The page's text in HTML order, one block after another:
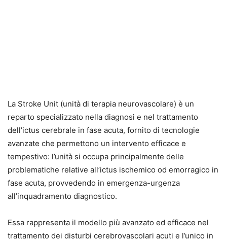
La Stroke Unit (unità di terapia neurovascolare) è un
reparto specializzato nella diagnosi e nel trattamento
dell’ictus cerebrale in fase acuta, fornito di tecnologie
avanzate che permettono un intervento efficace e
tempestivo: l’unità si occupa principalmente delle
problematiche relative all’ictus ischemico od emorragico in
fase acuta, provvedendo in emergenza-urgenza
all’inquadramento diagnostico.
Essa rappresenta il modello più avanzato ed efficace nel
trattamento dei disturbi cerebrovascolari acuti e l’unico in